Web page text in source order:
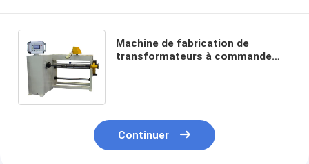
Machine de fabrication de
transformateurs à commande
Continuer